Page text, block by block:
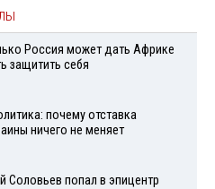
Россия может дать Африке
защитить себя
почему отставка
ничего не меняет
Соловьев попал в эпицентр